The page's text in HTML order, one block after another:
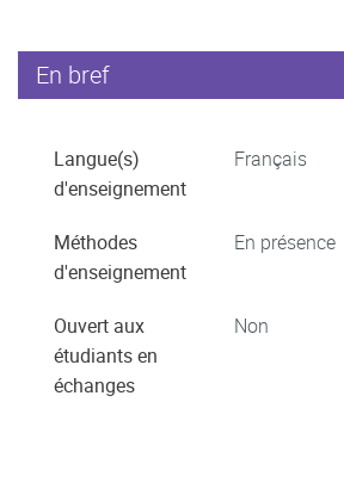
En bref
Langue(s)
d'enseignement
Français
Méthodes
d'enseignement
En présence
Ouvert aux
étudiants en
échanges
Non